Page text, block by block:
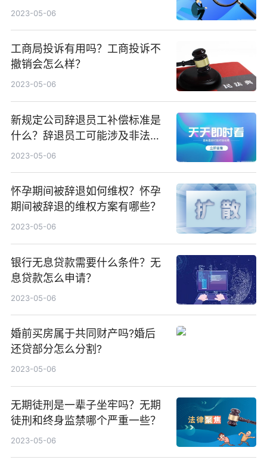
的？
2023-05-06
工商局投诉有用吗？工商投诉不
撤销会怎么样？
2023-05-06
新规定公司辞退员工补偿标准是
什么？辞退员工可能涉及非法解
雇的情形有哪些？
2023-05-06
怀孕期间被辞退如何维权？怀孕
期间被辞退的维权方案有哪些？
2023-05-06
银行无息贷款需要什么条件？无
息贷款怎么申请？
2023-05-06
婚前买房属于共同财产吗?婚后
还贷部分怎么分割?
2023-05-06
无期徒刑是一辈子坐牢吗？无期
徒刑和终身监禁哪个严重一些？
2023-05-06